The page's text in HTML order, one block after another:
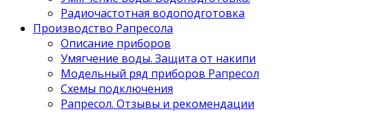
Радиочастотная водоподготовка
Производство Рапресола
Описание приборов
Умягчение воды. Защита от накипи
Модельный ряд приборов Рапресол
Схемы подключения
Рапресол. Отзывы и рекомендации